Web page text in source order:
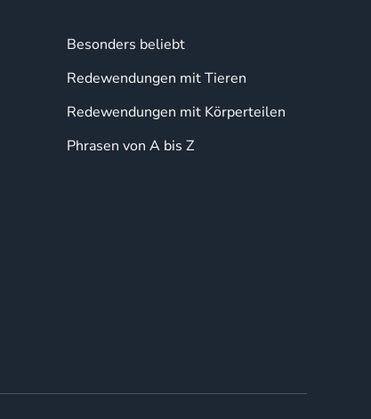
Besonders beliebt
Redewendungen mit Tieren
Redewendungen mit Körperteilen
Phrasen von A bis Z